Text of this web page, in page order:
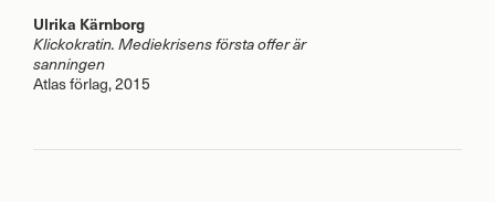
Ulrika Kärnborg
Klickokratin. Mediekrisens första offer är
sanningen
Atlas förlag, 2015